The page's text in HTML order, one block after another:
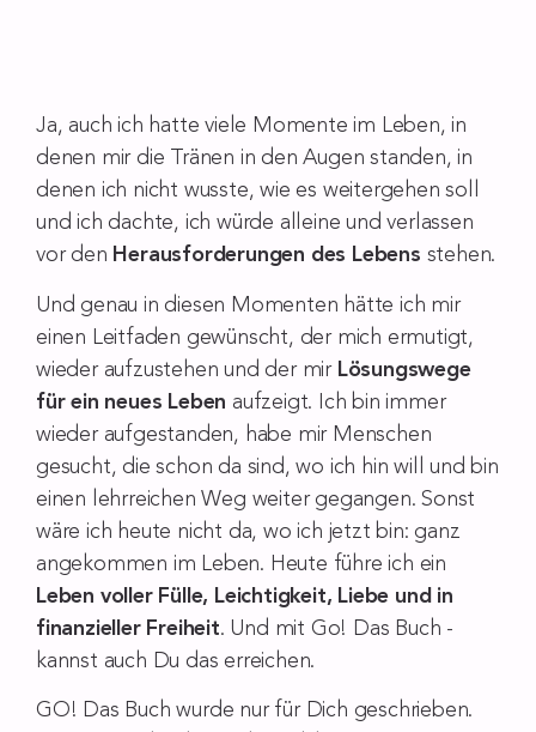
Ja, auch ich hatte viele Momente im Leben, in
denen mir die Tränen in den Augen standen, in
denen ich nicht wusste, wie es weitergehen soll
und ich dachte, ich würde alleine und verlassen
vor den Herausforderungen des Lebens stehen.
Und genau in diesen Momenten hätte ich mir
einen Leitfaden gewünscht, der mich ermutigt,
wieder aufzustehen und der mirLösungswege
für ein neues Leben aufzeigt. Ich bin immer
wieder aufgestanden, habe mir Menschen
gesucht, die schon da sind, wo ich hin will und bin
einen lehrreichen Weg weiter gegangen. Sonst
wäre ich heute nicht da, wo ich jetzt bin: ganz
angekommen im Leben. Heute führe ich ein
Leben voller Fülle, Leichtigkeit, Liebe und in
finanzieller Freiheit. Und mit Go! Das Buch -
kannst auch Du das erreichen.
GO! Das Buch wurde nur für Dich geschrieben.